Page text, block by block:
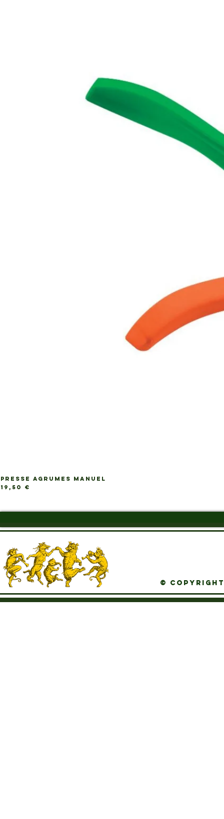
PRESSE AGRUMES MANUEL
Prix
19,50 €
© Copyright